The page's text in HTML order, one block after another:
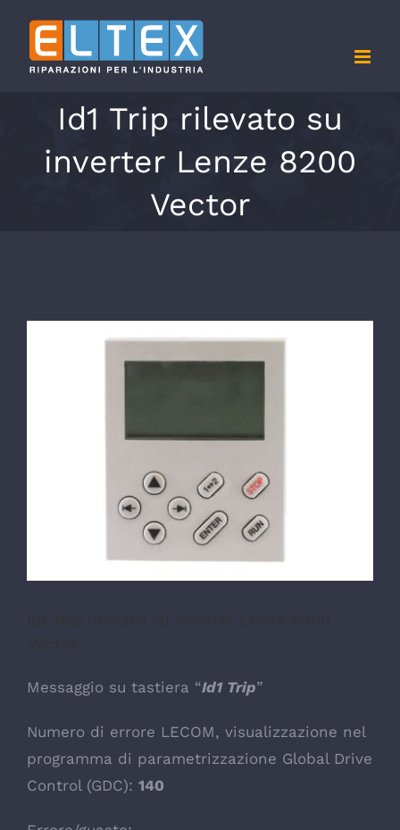
contenuto
Id1 Trip rilevato su
inverter Lenze 8200
Vector
Messaggio su tastiera “Id1 Trip”
Numero di errore LECOM, visualizzazione nel
programma di parametrizzazione Global Drive
Control (GDC): 140